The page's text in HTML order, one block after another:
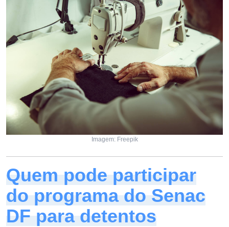
Imagem: Freepik
Quem pode participar
do programa do Senac
DF para detentos